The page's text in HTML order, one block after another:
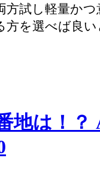
方試し軽量か
方を選べば良い
地は！？